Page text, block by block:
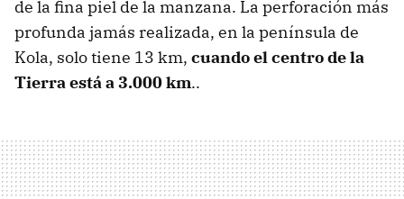
de la fina piel de la manzana. La perforación más
profunda jamás realizada, en la península de
Kola, solo tiene 13 km, cuando el centro de la
Tierra está a 3.000 km..